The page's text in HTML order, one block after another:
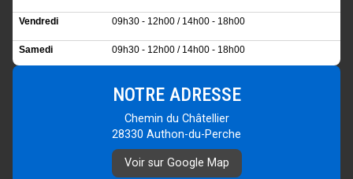
Vendredi 09h30 - 12h00 / 14h00 - 18h00
Samedi 09h30 - 12h00 / 14h00 - 18h00
NOTRE ADRESSE
Chemin du Châtellier
28330 Authon-du-Perche
Voir sur Google Map